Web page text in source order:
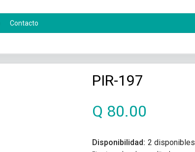
Contacto
PIR-197
Q 80.00
Disponibilidad: 2 disponibles